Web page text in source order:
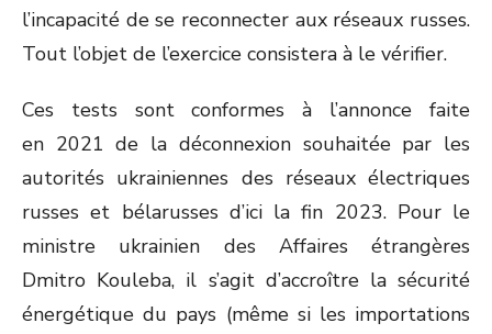
l’incapacité de se reconnecter aux réseaux russes.
Tout l’objet de l’exercice consistera à le vérifier.
Ces tests sont conformes à l’annonce faite
en 2021 de la déconnexion souhaitée par les
autorités ukrainiennes des réseaux électriques
russes et bélarusses d’ici la fin 2023. Pour le
ministre ukrainien des Affaires étrangères
Dmitro Kouleba, il s’agit d’accroître la sécurité
énergétique du pays (même si les importations